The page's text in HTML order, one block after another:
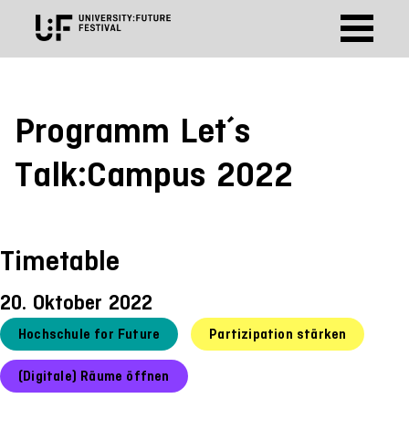
Programm Let´s
Talk:Campus 2022
Timetable
20. Oktober 2022
Hochschule for Future Partizipation stärken
(Digitale) Räume öffnen